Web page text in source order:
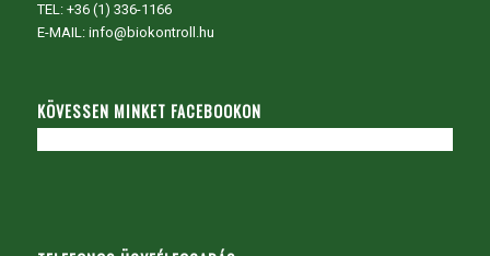
TEL: +36 (1) 336-1166
E-MAIL: info@biokontroll.hu
KÖVESSEN MINKET FACEBOOKON